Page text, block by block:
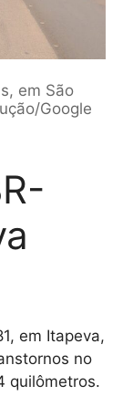
em São
Google
em Itapeva,
no
quilômetros.